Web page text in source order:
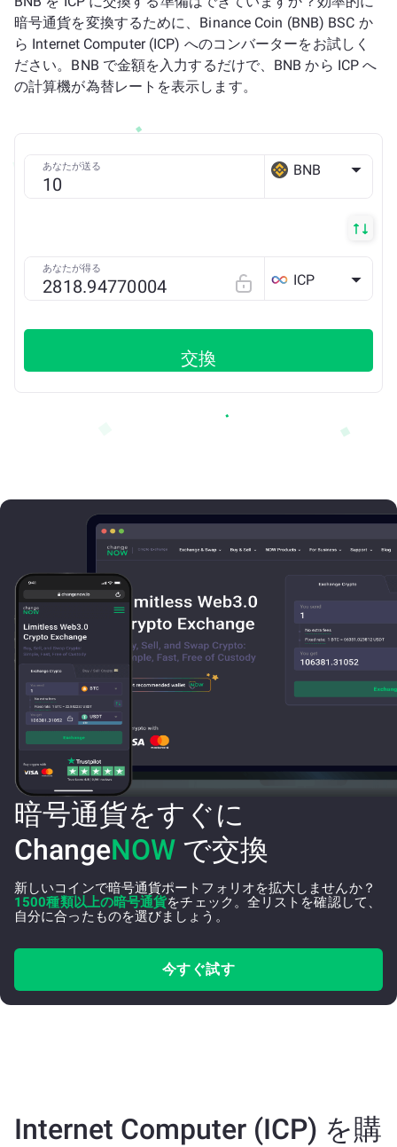
暗号通貨を変換するために、Binance Coin (BNB) BSC か
ら Internet Computer (ICP) へのコンバーターをお試しく
ださい。BNB で金額を入力するだけで、BNB から ICP へ
の計算機が為替レートを表示します。
あなたが送る BNB
あなたが得る
ICP
交換
暗号通貨をすぐに
ChangeNOW で交換
新しいコインで暗号通貨ポートフォリオを拡大しませんか？
1500種類以上の暗号通貨をチェック。全リストを確認して、
自分に合ったものを選びましょう。
今すぐ試す
Internet Computer (ICP) を購